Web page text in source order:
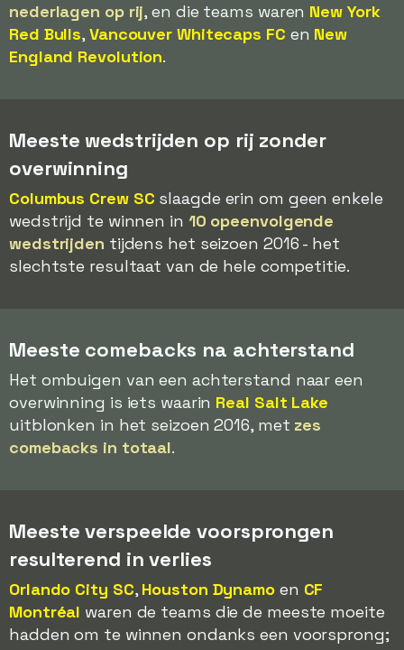
nederlagen op rij, en die teams waren New York
Red Bulls, Vancouver Whitecaps FC en New
England Revolution.
Meeste wedstrijden op rij zonder
overwinning
Columbus Crew SC slaagde erin om geen enkele
wedstrijd te winnen in 10 opeenvolgende
wedstrijden tijdens het seizoen 2016 - het
slechtste resultaat van de hele competitie.
Meeste comebacks na achterstand
Het ombuigen van een achterstand naar een
overwinning is iets waarin Real Salt Lake
uitblonken in het seizoen 2016, met zes
comebacks in totaal.
Meeste verspeelde voorsprongen
resulterend in verlies
Orlando City SC, Houston Dynamoen CF
Montréal waren de teams die de meeste moeite
hadden om te winnen ondanks een voorsprong;